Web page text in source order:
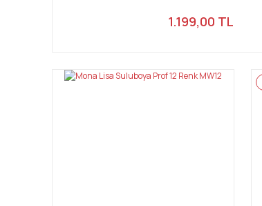
1.199,00 TL